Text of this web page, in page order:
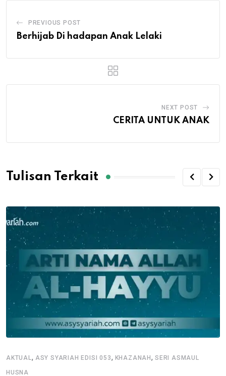
PREVIOUS POST
Berhijab Di hadapan Anak Lelaki
NEXT POST
CERITA UNTUK ANAK
Tulisan Terkait
AKTUAL, ASY SYARIAH EDISI 053, KHAZANAH,SERI ASMAUL
HUSNA